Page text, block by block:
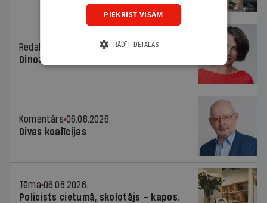
Redaktores sleja
06.08.2026.
Dinozaura triks
Komentārs 06.08.2026.
Divas koalīcijas
Tēma 06.08.2026.
Policists cietumā, skolotājs – kapos.
PIEKRIST VISĀM
RĀDĪT DETAĻAS